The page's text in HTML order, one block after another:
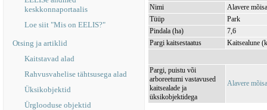
keskkonnaportaalis
Loe siit "Mis on EELIS?"
Otsing ja artiklid
Kaitstavad alad
Rahvusvahelise tähtsusega alad
Üksikobjektid
Ürglooduse objektid
Nimi
Alavere
Tüüp
Park
Pindala (ha)
7,6
Pargi kaitsestaatus
Kaitsealune
Pargi, puistu või
arboreetumi vastavused
kaitsealade ja
üksikobjektidega
Alavere